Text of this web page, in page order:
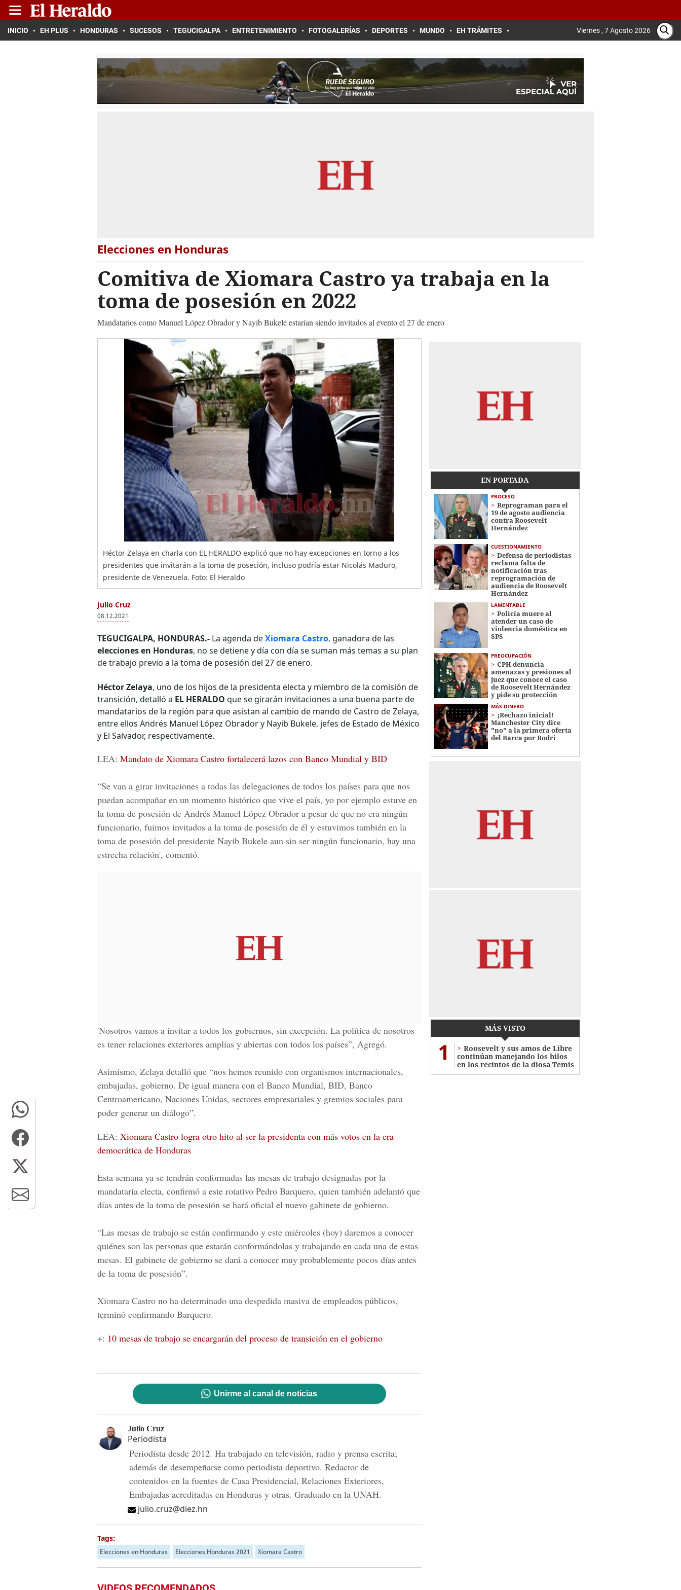
INICIO EH PLUS HONDURAS SUCESOS TEGUCIGALPA ENTRETENIMIENTO FOTOGALERÍAS DEPORTES MUNDO EH TRÁMITES Viernes , 7 Agosto 2026
Elecciones en Honduras
Comitiva de Xiomara Castro ya trabaja en la
toma de posesión en 2022
Mandatarios como Manuel López Obrador y Nayib Bukele estarían siendo invitados al evento el 27 de enero
Héctor Zelaya en charla con EL HERALDO explicó que no hay excepciones en torno a los
presidentes que invitarán a la toma de poseción, incluso podría estar Nicolás Maduro,
presidente de Venezuela. Foto: El Heraldo
Julio Cruz
08.12.2021
TEGUCIGALPA, HONDURAS.- La agenda deXiomara Castro, ganadora de las
elecciones en Honduras, no se detiene y día con día se suman más temas a su plan
de trabajo previo a la toma de posesión del 27 de enero.
Héctor Zelaya, uno de los hijos de la presidenta electa y miembro de la comisión de
transición, detalló a EL HERALDO que se girarán invitaciones a una buena parte de
mandatarios de la región para que asistan al cambio de mando de Castro de Zelaya,
entre ellos Andrés Manuel López Obrador y Nayib Bukele, jefes de Estado de México
y El Salvador, respectivamente.
LEA: Mandato de Xiomara Castro fortalecerá lazos con Banco Mundial y BID
“Se van a girar invitaciones a todas las delegaciones de todos los países para que nos
puedan acompañar en un momento histórico que vive el país, yo por ejemplo estuve en
la toma de posesión de Andrés Manuel López Obrador a pesar de que no era ningún
funcionario, fuimos invitados a la toma de posesión de él y estuvimos también en la
toma de posesión del presidente Nayib Bukele aun sin ser ningún funcionario, hay una
estrecha relación', comentó.
'Nosotros vamos a invitar a todos los gobiernos, sin excepción. La política de nosotros
es tener relaciones exteriores amplias y abiertas con todos los países”, Agregó.
Asimismo, Zelaya detalló que “nos hemos reunido con organismos internacionales,
embajadas, gobierno. De igual manera con el Banco Mundial, BID, Banco
Centroamericano, Naciones Unidas, sectores empresariales y gremios sociales para
poder generar un diálogo”.
LEA: Xiomara Castro logra otro hito al ser la presidenta con más votos en la era
democrática de Honduras
Esta semana ya se tendrán conformadas las mesas de trabajo designadas por la
mandataria electa, confirmó a este rotativo Pedro Barquero, quien también adelantó que
días antes de la toma de posesión se hará oficial el nuevo gabinete de gobierno.
“Las mesas de trabajo se están confirmando y este miércoles (hoy) daremos a conocer
quiénes son las personas que estarán conformándolas y trabajando en cada una de estas
mesas. El gabinete de gobierno se dará a conocer muy probablemente pocos días antes
de la toma de posesión”.
Xiomara Castro no ha determinado una despedida masiva de empleados públicos,
terminó confirmando Barquero.
+: 10 mesas de trabajo se encargarán del proceso de transición en el gobierno
Unirme al canal de noticias
Julio Cruz
Periodista
Periodista desde 2012. Ha trabajado en televisión, radio y prensa escrita;
además de desempeñarse como periodista deportivo. Redactor de
contenidos en la fuentes de Casa Presidencial, Relaciones Exteriores,
Embajadas acreditadas en Honduras y otras. Graduado en la UNAH.
julio.cruz@diez.hn
Tags:
Elecciones en Honduras Elecciones Honduras 2021 Xiomara Castro
EN PORTADA
PROCESO
Reprograman para el
19 de agosto audiencia
contra Roosevelt
Hernández
CUESTIONAMIENTO
Defensa de periodistas
reclama falta de
notificación tras
reprogramación de
audiencia de Roosevelt
Hernández
LAMENTABLE
Policía muere al
atender un caso de
violencia doméstica en
SPS
PREOCUPACIÓN
CPH denuncia
amenazas y presiones al
juez que conoce el caso
de Roosevelt Hernández
y pide su protección
MÁS DINERO
¡Rechazo inicial!
Manchester City dice
"no" a la primera oferta
del Barca por Rodri
MÁS VISTO
1
Roosevelt y sus amos de Libre
continúan manejando los hilos
en los recintos de la diosa Temis